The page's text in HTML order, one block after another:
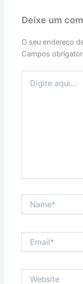
Deixe um
O seu endereço
Campos
aqui...